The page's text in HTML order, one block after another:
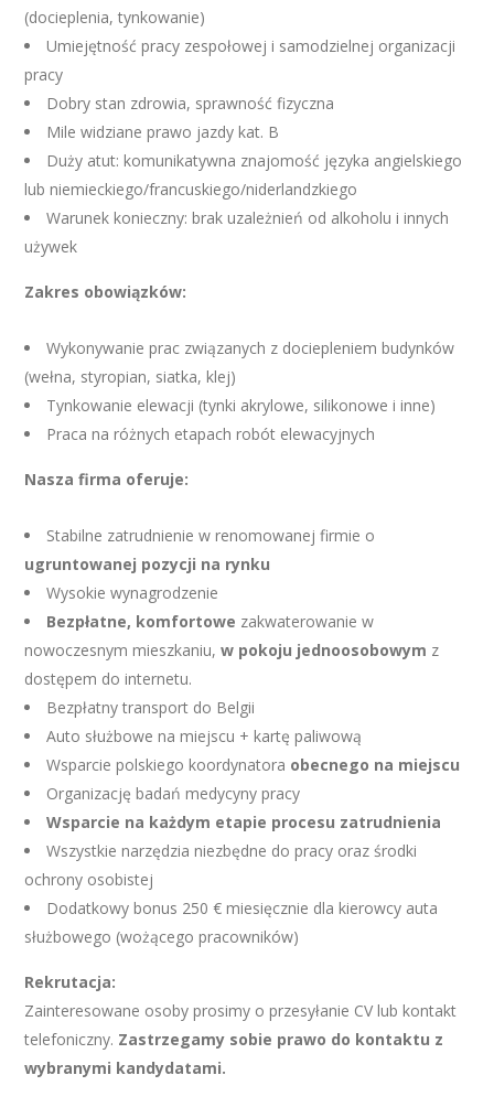
(docieplenia, tynkowanie)
Umiejętność pracy zespołowej i samodzielnej organizacji
pracy
Dobry stan zdrowia, sprawność fizyczna
Mile widziane prawo jazdy kat. B
Duży atut: komunikatywna znajomość języka angielskiego
lub niemieckiego/francuskiego/niderlandzkiego
Warunek konieczny: brak uzależnień od alkoholu i innych
używek
Zakres obowiązków:
Wykonywanie prac związanych z dociepleniem budynków
(wełna, styropian, siatka, klej)
Tynkowanie elewacji (tynki akrylowe, silikonowe i inne)
Praca na różnych etapach robót elewacyjnych
Nasza firma oferuje:
Stabilne zatrudnienie w renomowanej firmie o
ugruntowanej pozycji na rynku
Wysokie wynagrodzenie
Bezpłatne, komfortowe zakwaterowanie w
nowoczesnym mieszkaniu,w pokoju jednoosobowym z
dostępem do internetu.
Bezpłatny transport do Belgii
Auto służbowe na miejscu + kartę paliwową
Wsparcie polskiego koordynatora obecnego na miejscu
Organizację badań medycyny pracy
Wsparcie na każdym etapie procesu zatrudnienia
Wszystkie narzędzia niezbędne do pracy oraz środki
ochrony osobistej
Dodatkowy bonus 250 € miesięcznie dla kierowcy auta
służbowego (wożącego pracowników)
Rekrutacja:
Zainteresowane osoby prosimy o przesyłanie CV lub kontakt
telefoniczny. Zastrzegamy sobie prawo do kontaktu z
wybranymi kandydatami.